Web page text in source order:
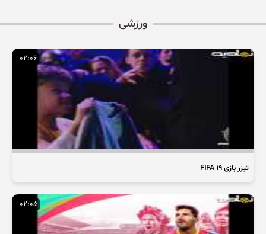
ورزشی
02:06
تیزر بازی FIFA 19
02:05